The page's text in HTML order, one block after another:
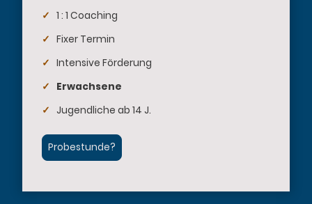
✓ 1 : 1 Coaching
✓ Fixer Termin
✓ Intensive Förderung
✓
Erwachsene
✓ Jugendliche ab 14 J.
Probestunde?